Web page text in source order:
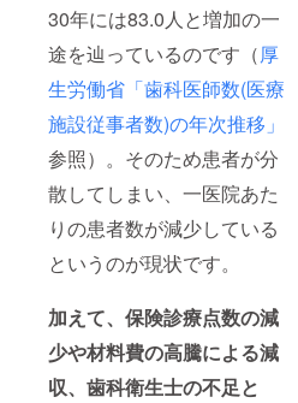
30年には83.0人と増加の一
途を辿っているのです（厚
生労働省「歯科医師数(医療
施設従事者数)の年次推移」
参照）。そのため患者が分
散してしまい、一医院あた
りの患者数が減少している
というのが現状です。
加えて、保険診療点数の減
少や材料費の高騰による減
収、歯科衛生士の不足と